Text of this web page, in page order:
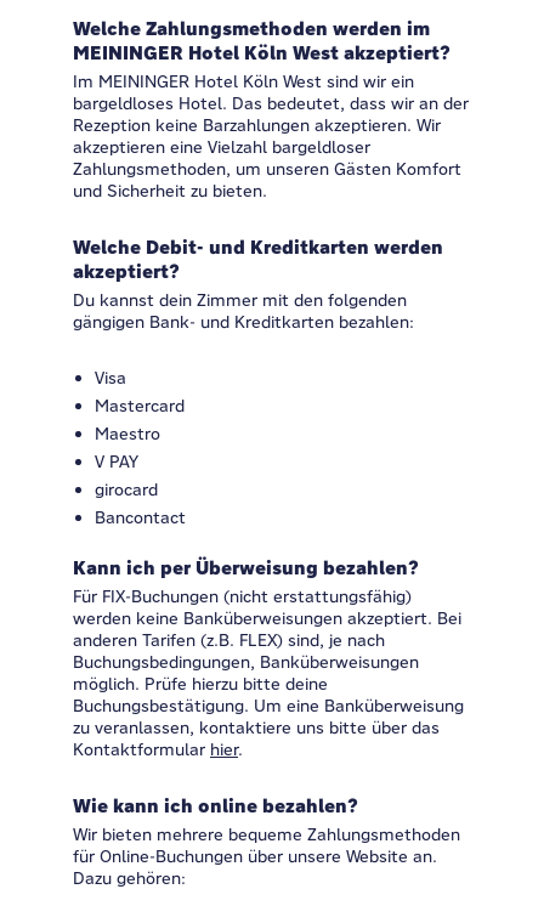
Welche Zahlungsmethoden werden im
MEININGER Hotel Köln West akzeptiert?
Im MEININGER Hotel Köln West sind wir ein
bargeldloses Hotel. Das bedeutet, dass wir an der
Rezeption keine Barzahlungen akzeptieren. Wir
akzeptieren eine Vielzahl bargeldloser
Zahlungsmethoden, um unseren Gästen Komfort
und Sicherheit zu bieten.
Welche Debit- und Kreditkarten werden
akzeptiert?
Du kannst dein Zimmer mit den folgenden
gängigen Bank- und Kreditkarten bezahlen:
Visa
Mastercard
Maestro
V PAY
girocard
Bancontact
Kann ich per Überweisung bezahlen?
Für FIX-Buchungen (nicht erstattungsfähig)
werden keine Banküberweisungen akzeptiert. Bei
anderen Tarifen (z.B. FLEX) sind, je nach
Buchungsbedingungen, Banküberweisungen
möglich. Prüfe hierzu bitte deine
Buchungsbestätigung. Um eine Banküberweisung
zu veranlassen, kontaktiere uns bitte über das
Kontaktformular hier.
Wie kann ich online bezahlen?
Wir bieten mehrere bequeme Zahlungsmethoden
für Online-Buchungen über unsere Website an.
Dazu gehören: